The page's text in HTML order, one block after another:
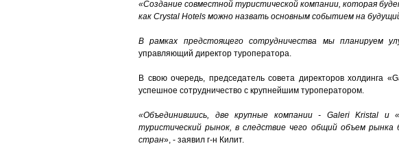
«Создание совместной туристической компании, которая
как Crystal Hotels можно назвать основным событием на
В рамках предстоящего сотрудничества мы планируем
управляющий директор туроператора.
В свою очередь, председатель совета директоров холдинга
успешное сотрудничество с крупнейшим туроператором.
«Объединившись, две крупные компании - Galeri Kristal и
туристический рынок, в следствие чего общий объем
стран», - заявил г-н Килит.